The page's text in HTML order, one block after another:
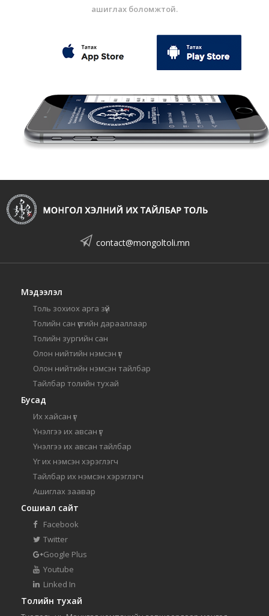
ашиглах боломжтой.
contact@mongoltoli.mn
Мэдээлэл
Толь зохиох арга зүй
Толийн сан үсгийн дарааллаар
Толийн зургийн сан
Олон нийтийн нэмсэн үг
Олон нийтийн нэмсэн тайлбар
Тайлбар толийн тухай
Бусад
Их хайсан үг
Үнэлгээ их авсан үг
Үнэлгээ их авсан тайлбар
Үг их нэмсэн хэрэглэгч
Тайлбар их нэмсэн хэрэглэгч
Ашиглах заавар
Сошиал сайт
Facebook
Twitter
Google Plus
Youtube
Linked In
Толийн тухай